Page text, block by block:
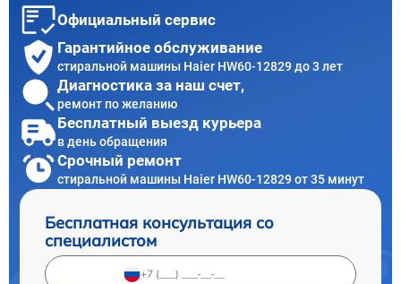
Официальный сервис
Гарантийное обслуживание
стиральной машины Haier HW60-12829 до 3 лет
Диагностика за наш счет,
ремонт по желанию
Бесплатный выезд курьера
в день обращения
Срочный ремонт
стиральной машины Haier HW60-12829 от 35 минут
Бесплатная консультация со
специалистом